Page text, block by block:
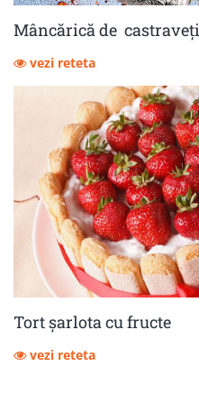
Mâncărică de
vezi reteta
Tort șarlota cu fructe
vezi reteta